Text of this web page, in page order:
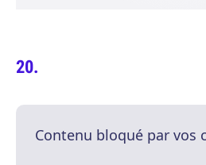
Contenu bloqué par vos